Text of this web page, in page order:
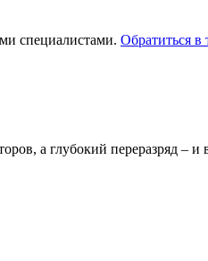
спе­ци­а­ли­ста­ми. Об­ра­тить­ся в
а глубокий переразряд –